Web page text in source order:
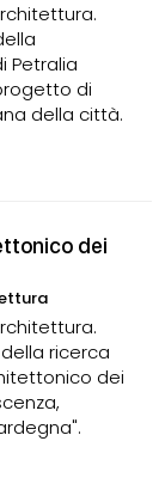
Petralia
di
della città.
dei
ricerca
dei